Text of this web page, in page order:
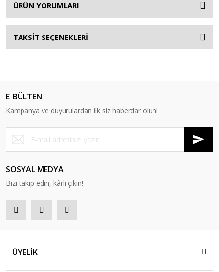
ÜRÜN YORUMLARI
TAKSİT SEÇENEKLERİ
E-BÜLTEN
Kampanya ve duyurulardan ilk siz haberdar olun!
SOSYAL MEDYA
Bizi takip edin, kârlı çıkın!
ÜYELİK